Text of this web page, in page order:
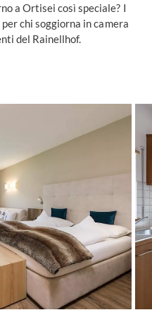
a Ortisei così speciale? I
chi soggiorna in camera
del Rainellhof.